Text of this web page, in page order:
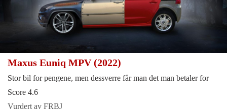
Maxus Euniq MPV (2022)
Stor bil for pengene, men dessverre får man det man betaler for
Score 4.6
Vurdert av FRBJ